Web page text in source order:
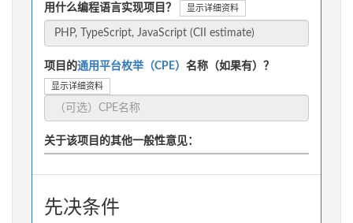
用什么编程语言实现项目？ 显示详细资料
项目的通用平台枚举（CPE） 名称（如果有）？
显示详细资料
关于该项目的其他一般性意见：
先决条件